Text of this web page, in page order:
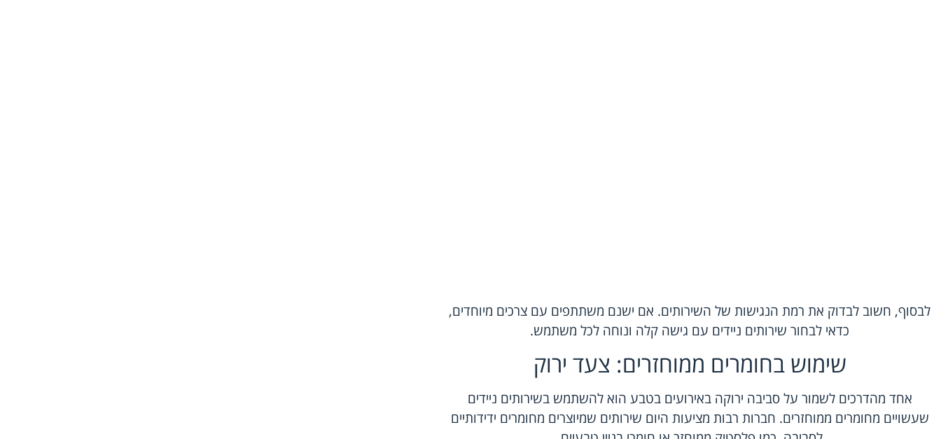
לבסוף, חשוב לבדוק את רמת הנגישות של השירותים. אם ישנם משתתפים עם צרכים מיוחדים,
כדאי לבחור שירותים ניידים עם גישה קלה ונוחה לכל משתמש.
שימוש בחומרים ממוחזרים: צעד ירוק
אחד מהדרכים לשמור על סביבה ירוקה באירועים בטבע הוא להשתמש בשירותים ניידים
שעשויים מחומרים ממוחזרים. חברות רבות מציעות היום שירותים שמיוצרים מחומרים ידידותיים